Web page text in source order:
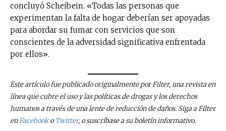
concluyó Scheibein. «Todas las personas que
experimentan la falta de hogar deberían ser apoyadas
para abordar su fumar con servicios que son
conscientes de la adversidad significativa enfrentada
por ellos».
Este artículo fue publicado originalmente por Filter, una revista en
línea que cubre el uso y las políticas de drogas y los derechos
humanos a través de una lente de reducción de daños. Siga a Filter
enFacebooko Twitter, o suscríbase a su boletín informativo.